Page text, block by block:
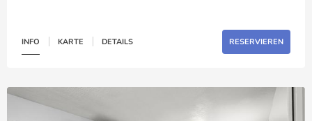
INFO KARTE DETAILS RESERVIEREN